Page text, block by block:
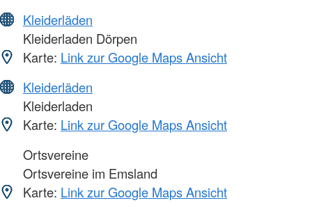
Kleiderläden
Kleiderladen Dörpen
Karte: Link zur Google Maps Ansicht
Kleiderläden
Kleiderladen
Karte: Link zur Google Maps Ansicht
Ortsvereine
Ortsvereine im Emsland
Karte: Link zur Google Maps Ansicht